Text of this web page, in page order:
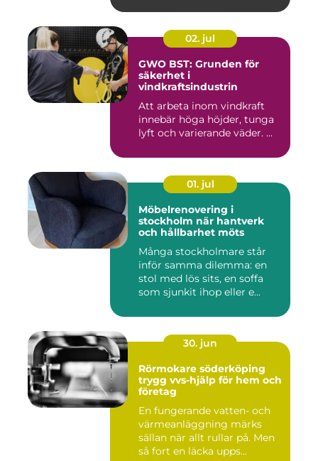
02. jul
GWO BST: Grunden för
säkerhet i
vindkraftsindustrin
Att arbeta inom vindkraft
innebär höga höjder, tunga
lyft och varierande väder. ...
01. jul
Möbelrenovering i
stockholm när hantverk
och hållbarhet möts
Många stockholmare står
inför samma dilemma: en
stol med lös sits, en soffa
som sjunkit ihop eller e...
30. jun
Rörmokare söderköping
trygg vvs-hjälp för hem och
företag
En fungerande vatten- och
värmeanläggning märks
sällan när allt rullar på. Men
så fort en läcka upps...